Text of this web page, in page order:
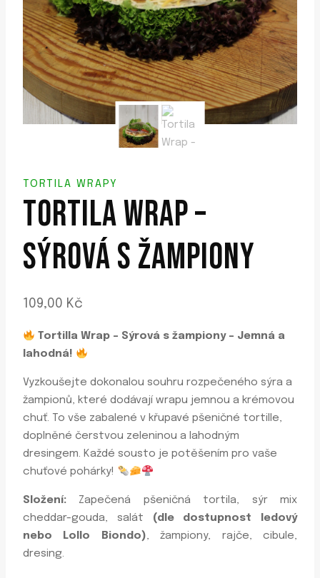
TORTILA WRAPY
TORTILA WRAP –
SÝROVÁ S ŽAMPIONY
109,00 Kč
Tortilla Wrap – Sýrová s žampiony – Jemná a
lahodná!
Vyzkoušejte dokonalou souhru rozpečeného sýra a
žampionů, které dodávají wrapu jemnou a krémovou
chuť. To vše zabalené v křupavé pšeničné tortille,
doplněné čerstvou zeleninou a lahodným
dresingem. Každé sousto je potěšením pro vaše
chuťové pohárky!
Složení: Zapečená pšeničná tortila, sýr mix
cheddar-gouda, salát (dle dostupnost ledový
nebo Lollo Biondo), žampiony, rajče, cibule,
dresing.